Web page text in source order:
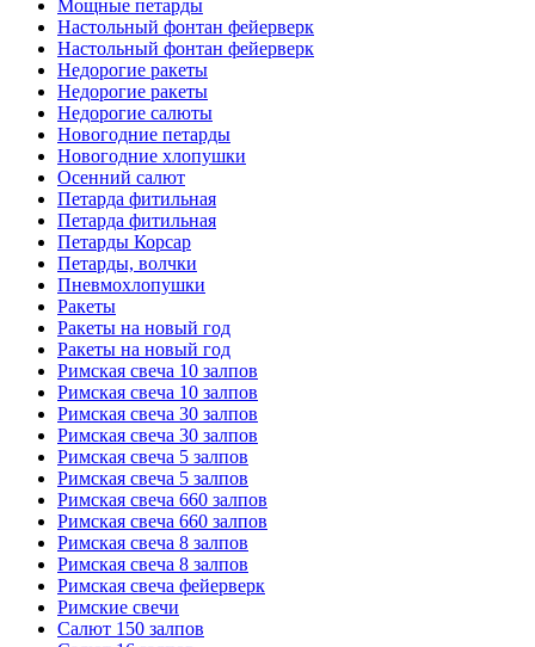
Мощные петарды
Настольный фонтан фейерверк
Настольный фонтан фейерверк
Недорогие ракеты
Недорогие ракеты
Недорогие салюты
Новогодние петарды
Новогодние хлопушки
Осенний салют
Петарда фитильная
Петарда фитильная
Петарды Корсар
Петарды, волчки
Пневмохлопушки
Ракеты
Ракеты на новый год
Ракеты на новый год
Римская свеча 10 залпов
Римская свеча 10 залпов
Римская свеча 30 залпов
Римская свеча 30 залпов
Римская свеча 5 залпов
Римская свеча 5 залпов
Римская свеча 660 залпов
Римская свеча 660 залпов
Римская свеча 8 залпов
Римская свеча 8 залпов
Римская свеча фейерверк
Римские свечи
Салют 150 залпов